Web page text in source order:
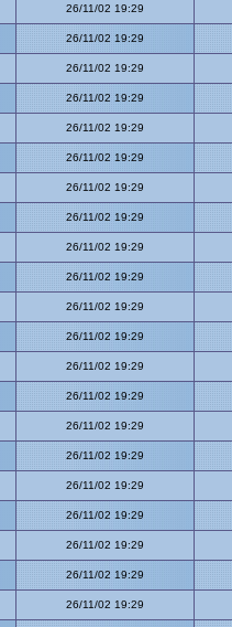
26/11/02 19:29
26/11/02 19:29
26/11/02 19:29
26/11/02 19:29
26/11/02 19:29
26/11/02 19:29
26/11/02 19:29
26/11/02 19:29
26/11/02 19:29
26/11/02 19:29
26/11/02 19:29
26/11/02 19:29
26/11/02 19:29
26/11/02 19:29
26/11/02 19:29
26/11/02 19:29
26/11/02 19:29
26/11/02 19:29
26/11/02 19:29
26/11/02 19:29
26/11/02 19:29